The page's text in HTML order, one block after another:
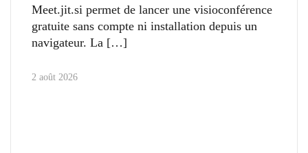
Meet.jit.si permet de lancer une visioconférence
gratuite sans compte ni installation depuis un
navigateur. La
2 août 2026